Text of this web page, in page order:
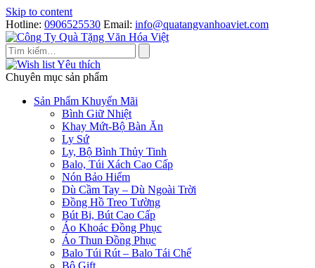
Skip to content
Hotline: 0906525530 Email: info@quatangvanhoaviet.com
Yêu thích
Chuyên mục sản phẩm
Sản Phẩm Khuyến Mãi
Bình Giữ Nhiệt
Khay Mứt-Bộ Bàn Ăn
Ly Sứ
Ly, Bộ Bình Thủy Tinh
Balo, Túi Xách Cao Cấp
Nón Bảo Hiểm
Dù Cầm Tay – Dù Ngoài Trời
Đồng Hồ Treo Tường
Bút Bi, Bút Cao Cấp
Áo Khoác Đồng Phục
Áo Thun Đồng Phục
Balo Túi Rút – Balo Tái Chế
Bộ Gift